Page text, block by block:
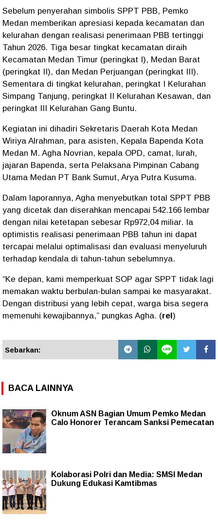
Sebelum penyerahan simbolis SPPT PBB, Pemko
Medan memberikan apresiasi kepada kecamatan dan
kelurahan dengan realisasi penerimaan PBB tertinggi
Tahun 2026. Tiga besar tingkat kecamatan diraih
Kecamatan Medan Timur (peringkat I), Medan Barat
(peringkat II), dan Medan Perjuangan (peringkat III).
Sementara di tingkat kelurahan, peringkat I Kelurahan
Simpang Tanjung, peringkat II Kelurahan Kesawan, dan
peringkat III Kelurahan Gang Buntu.
Kegiatan ini dihadiri Sekretaris Daerah Kota Medan
Wiriya Alrahman, para asisten, Kepala Bapenda Kota
Medan M. Agha Novrian, kepala OPD, camat, lurah,
jajaran Bapenda, serta Pelaksana Pimpinan Cabang
Utama Medan PT Bank Sumut, Arya Putra Kusuma.
Dalam laporannya, Agha menyebutkan total SPPT PBB
yang dicetak dan diserahkan mencapai 542.166 lembar
dengan nilai ketetapan sebesar Rp972,04 miliar. Ia
optimistis realisasi penerimaan PBB tahun ini dapat
tercapai melalui optimalisasi dan evaluasi menyeluruh
terhadap kendala di tahun-tahun sebelumnya.
“Ke depan, kami memperkuat SOP agar SPPT tidak lagi
memakan waktu berbulan-bulan sampai ke masyarakat.
Dengan distribusi yang lebih cepat, warga bisa segera
memenuhi kewajibannya,” pungkas Agha. (rel)
Sebarkan:
BACA LAINNYA
Oknum ASN Bagian Umum Pemko Medan
Calo Honorer Terancam Sanksi Pemecatan
Kolaborasi Polri dan Media: SMSI Medan
Dukung Edukasi Kamtibmas